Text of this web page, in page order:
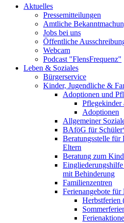
Aktuelles
Pressemitteilungen
Amtliche
Jobs bei uns
Öffentliche
Webcam
Podcast "FlensFrequenz"
Leben & Soziales
Bürgerservice
Kinder, Jugendliche &
Adoptionen und
Pflegekinder
Adoptionen
Allgemeiner
BAföG für
Beratungsstelle für
Eltern
Beratung zum
mit Behinderung
Familienzentren
Ferienangebote
Herbstferien